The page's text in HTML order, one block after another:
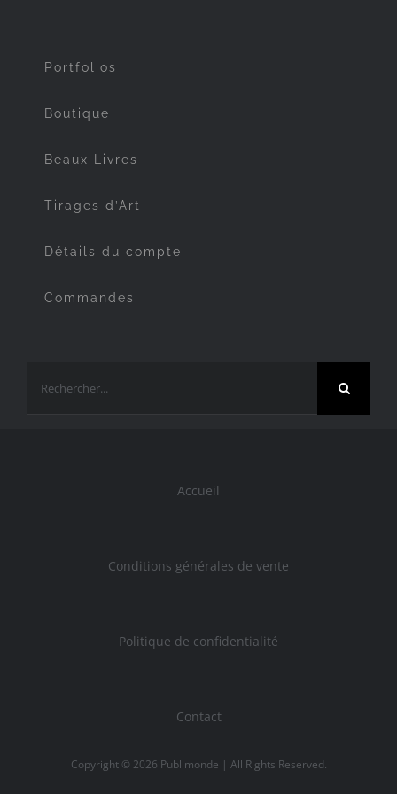
Portfolios
Boutique
Beaux Livres
Tirages d’Art
Détails du compte
Commandes
Accueil
Conditions générales de vente
Politique de confidentialité
Contact
Copyright © 2026 Publimonde | All Rights Reserved.